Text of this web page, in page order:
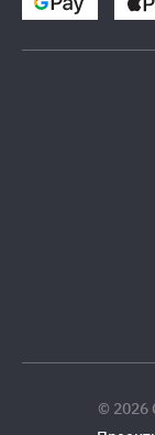
© 2026